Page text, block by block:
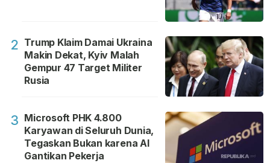
2 Trump Klaim Damai Ukraina
Makin Dekat, Kyiv Malah
Gempur 47 Target Militer
Rusia
3 Microsoft PHK 4.800
Karyawan di Seluruh Dunia,
Tegaskan Bukan karena AI
Gantikan Pekerja